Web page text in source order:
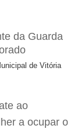
de Vitória
ao
a ocupar o